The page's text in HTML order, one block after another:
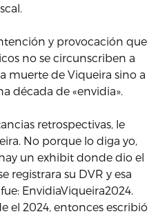
y provocación que
no se circunscriben a
muerte de Viqueira sino a
década de «envidia».
retrospectivas, le
No porque lo diga yo,
un exhibit donde dio el
registrara su DVR y esa
EnvidiaViqueira2024.
el 2024, entonces escribió